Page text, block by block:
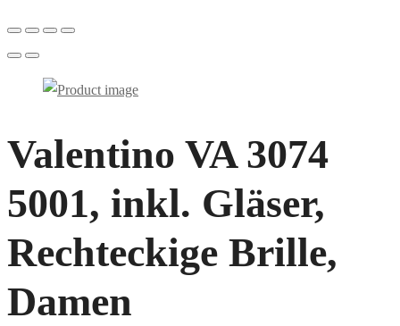
Valentino VA 3074
5001, inkl. Gläser,
Rechteckige Brille,
Damen